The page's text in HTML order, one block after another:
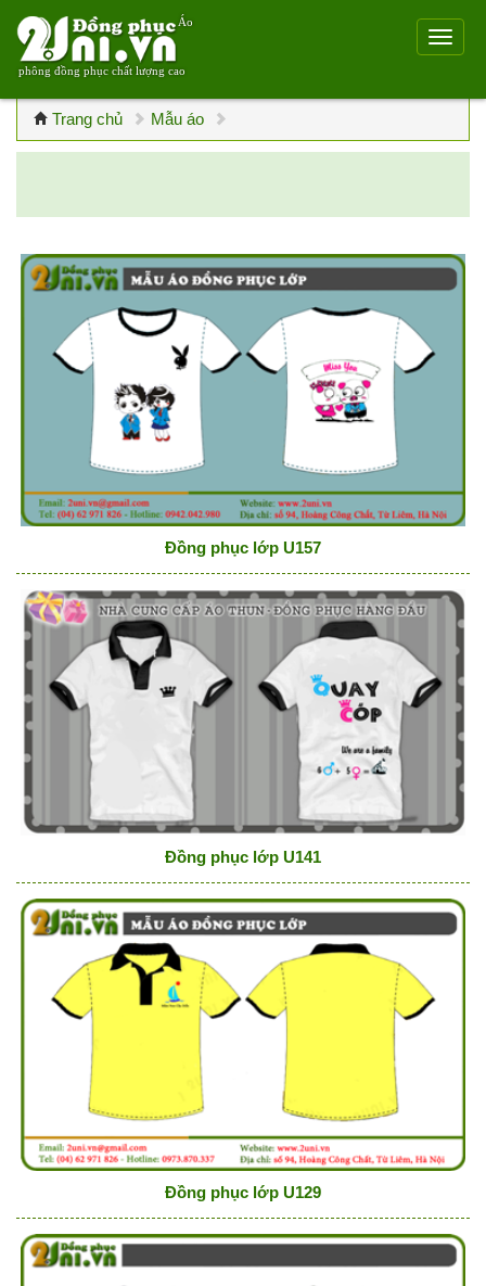
Áo
phông đồng phục chất lượng cao
Trang chủ Mẫu áo
Đồng phục lớp U157
Đồng phục lớp U141
Đồng phục lớp U129